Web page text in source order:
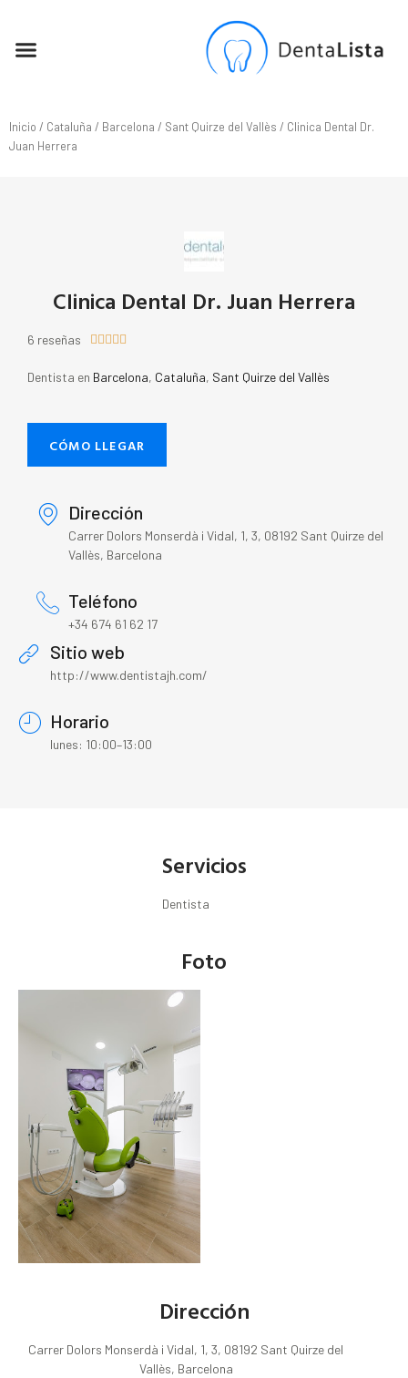
Inicio / Cataluña / Barcelona / Sant Quirze del Vallès / Clinica Dental Dr.
Juan Herrera
Clinica Dental Dr. Juan Herrera
6 reseñas     
Dentista en Barcelona, Cataluña, Sant Quirze del Vallès
CÓMO LLEGAR
Dirección
Carrer Dolors Monserdà i Vidal, 1, 3, 08192 Sant Quirze del
Vallès, Barcelona
Teléfono
+34 674 61 62 17
Sitio web
http://www.dentistajh.com/
Horario
lunes: 10:00–13:00
Servicios
Dentista
Foto
Dirección
Carrer Dolors Monserdà i Vidal, 1, 3, 08192 Sant Quirze del
Vallès, Barcelona